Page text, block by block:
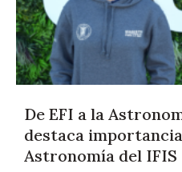
De EFI a la
destaca
Astronomía del IFIS